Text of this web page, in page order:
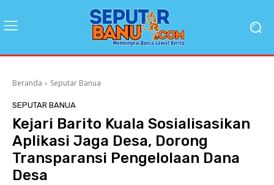
Beranda Seputar Banua
SEPUTAR BANUA
Kejari Barito Kuala Sosialisasikan
Aplikasi Jaga Desa, Dorong
Transparansi Pengelolaan Dana
Desa